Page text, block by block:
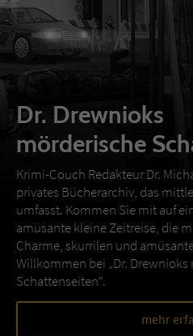
Dr. Drewnioks
mörderische
Krimi-Couch Redakteur Dr.
privates Bücherarchiv, das
umfasst. Kommen Sie mit auf
amüsante kleine Zeitreise, die
Charme, skurrilen und
Willkommen bei „Dr.
Schattenseiten“.
mehr